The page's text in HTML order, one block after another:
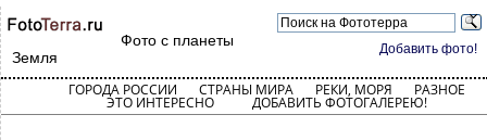
Добавить фото!
Фото с планеты
Земля
ГОРОДА РОССИИ СТРАНЫ МИРА РЕКИ, МОРЯ РАЗНОЕ
ЭТО ИНТЕРЕСНО ДОБАВИТЬ ФОТОГАЛЕРЕЮ!